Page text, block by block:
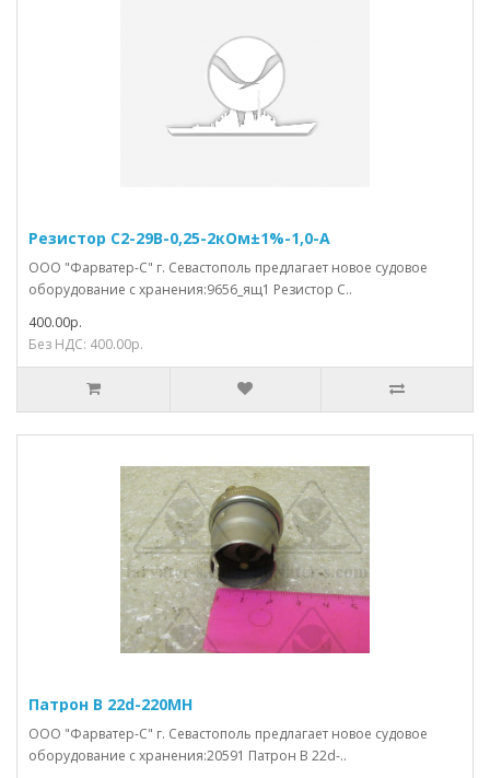
Резистор С2-29В-0,25-2кОм±1%-1,0-А
ООО "Фарватер-С" г. Севастополь предлагает новое судовое
оборудование с хранения:9656_ящ1 Резистор С..
400.00р.
Без НДС: 400.00р.
Патрон В 22d-220МН
ООО "Фарватер-С" г. Севастополь предлагает новое судовое
оборудование с хранения:20591 Патрон В 22d-..